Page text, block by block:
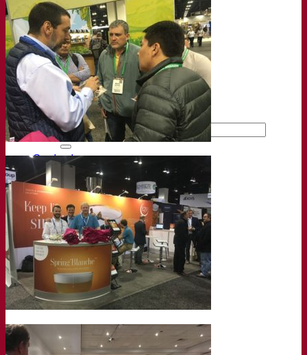
Pour le Vin
Pour les Spiritueux
App Fermentis
Application de Fermentis
Nous trouver
Calendrier des événements
Nos distributeurs
Parlons-en
Actualités
Recherche pour :
Contact